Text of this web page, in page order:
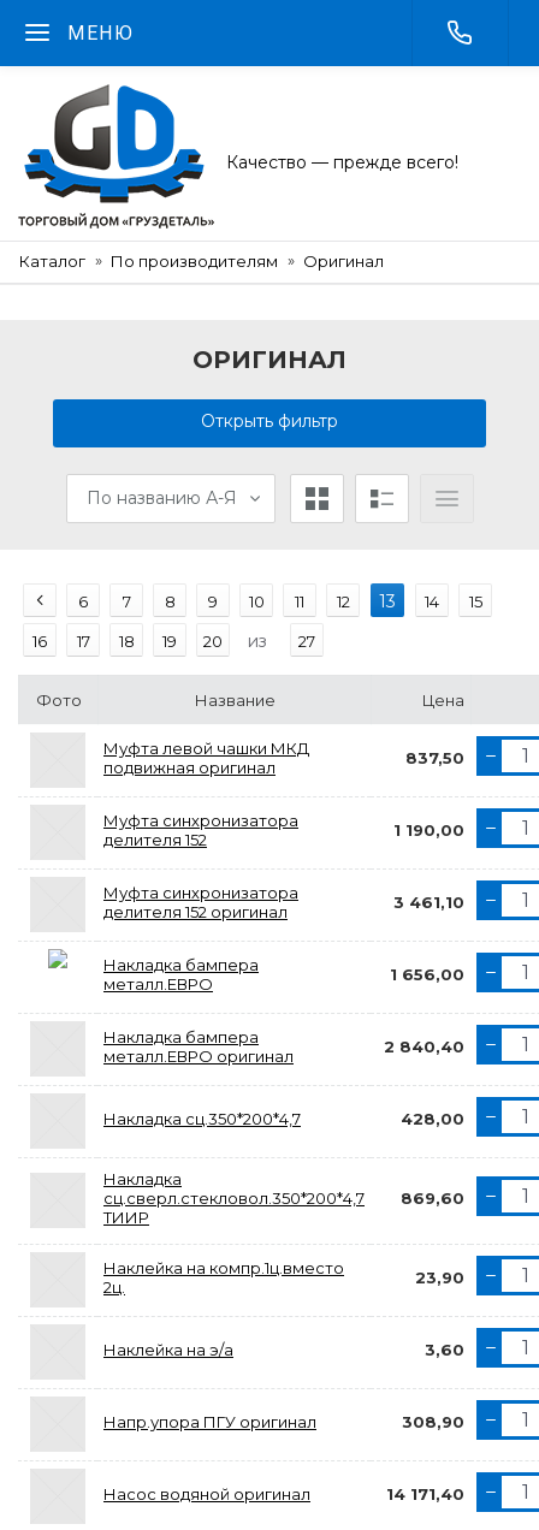
МЕНЮ
Качество — прежде всего!
Каталог По производителям Оригинал
ОРИГИНАЛ
Открыть фильтр
По названию А-Я
6 7 8 9 10 11 12 13 14 15
16 17 18 19 20 из 27
Фото Название Цена
Муфта левой чашки МКД
подвижная оригинал
837,50
Муфта синхронизатора
делителя 152
1 190,00
Муфта синхронизатора
делителя 152 оригинал
3 461,10
Накладка бампера
металл.ЕВРО
1 656,00
Накладка бампера
металл.ЕВРО оригинал
2 840,40
Накладка сц.350*200*4,7 428,00
Накладка
сц.сверл.стекловол.350*200*4,7
ТИИР
869,60
Наклейка на компр.1ц.вместо
2ц.
23,90
Наклейка на э/а 3,60
Напр.упора ПГУ оригинал 308,90
Насос водяной оригинал 14 171,40